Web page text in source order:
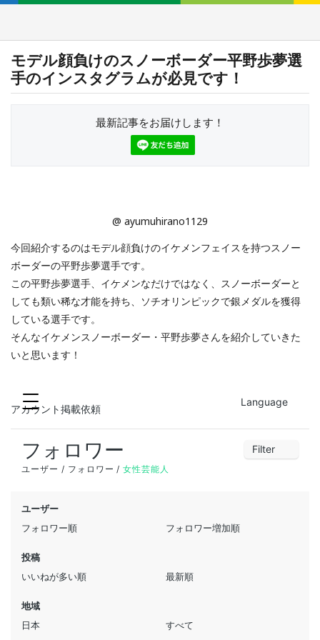
モデル顔負けのスノーボーダー平野歩夢選
手のインスタグラムが必見です！
最新記事をお届けします！
@ ayumuhirano1129
今回紹介するのはモデル顔負けのイケメンフェイスを持つスノー
ボーダーの平野歩夢選手です。
この平野歩夢選手、イケメンなだけではなく、スノーボーダーと
しても類い稀な才能を持ち、ソチオリンピックで銀メダルを獲得
している選手です。
そんなイケメンスノーボーダー・平野歩夢さんを紹介していきた
いと思います！